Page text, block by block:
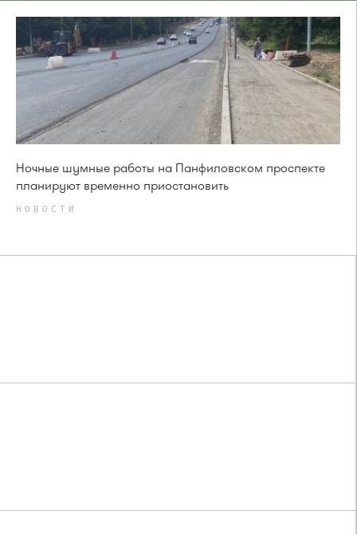
Ночные шумные работы на Панфиловском проспекте
планируют временно приостановить
НОВОСТИ